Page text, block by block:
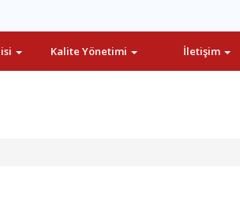
Kalite Yönetimi İletişim